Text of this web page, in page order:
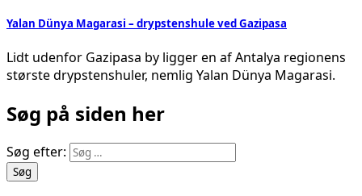
Yalan Dünya Magarasi – drypstenshule ved Gazipasa
Lidt udenfor Gazipasa by ligger en af Antalya regionens
største drypstenshuler, nemlig Yalan Dünya Magarasi.
Søg på siden her
Søg efter: